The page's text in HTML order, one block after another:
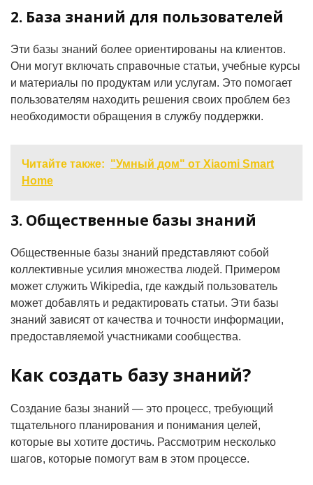
2. База знаний для пользователей
Эти базы знаний более ориентированы на клиентов.
Они могут включать справочные статьи, учебные курсы
и материалы по продуктам или услугам. Это помогает
пользователям находить решения своих проблем без
необходимости обращения в службу поддержки.
Читайте также: "Умный дом" от Xiaomi Smart
Home
3. Общественные базы знаний
Общественные базы знаний представляют собой
коллективные усилия множества людей. Примером
может служить Wikipedia, где каждый пользователь
может добавлять и редактировать статьи. Эти базы
знаний зависят от качества и точности информации,
предоставляемой участниками сообщества.
Как создать базу знаний?
Создание базы знаний — это процесс, требующий
тщательного планирования и понимания целей,
которые вы хотите достичь. Рассмотрим несколько
шагов, которые помогут вам в этом процессе.